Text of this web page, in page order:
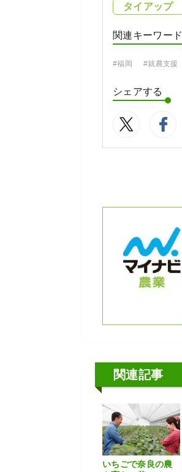
タイアップ
関連キーワード
#福岡 #就農支援
シェアする
関連記事
いちごで奈良の農